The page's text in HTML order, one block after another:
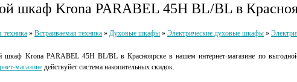
шкаф Krona PARABEL 45H BL/BL в
техника» Встраиваемая техника» Духовые шкафы» Электрические духовые шкафы»
Krona PARABEL 45H BL/BL в Красноярске в нашем интернет-магазине по выгодной
магазинедействуйет система накопительных скидок.